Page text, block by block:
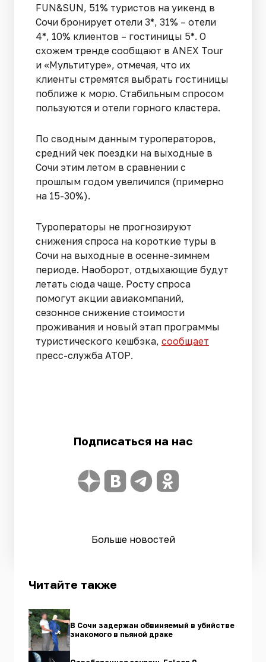
FUN&SUN, 51% туристов на уикенд в
Сочи бронирует отели 3*, 31% – отели
4*, 10% клиентов – гостиницы 5*. О
схожем тренде сообщают в ANEX Tour
и «Мультитуре», отмечая, что их
клиенты стремятся выбрать гостиницы
поближе к морю. Стабильным спросом
пользуются и отели горного кластера.
По сводным данным туроператоров,
средний чек поездки на выходные в
Сочи этим летом в сравнении с
прошлым годом увеличился (примерно
на 15-30%).
Туроператоры не прогнозируют
снижения спроса на короткие туры в
Сочи на выходные в осенне-зимнем
периоде. Наоборот, отдыхающие будут
летать сюда чаще. Росту спроса
помогут акции авиакомпаний,
сезонное снижение стоимости
проживания и новый этап программы
туристического кешбэка, сообщает
пресс-служба АТОР.
Подписаться на нас
Больше новостей
Читайте также
В Сочи задержан обвиняемый в убийстве
знакомого в пьяной драке